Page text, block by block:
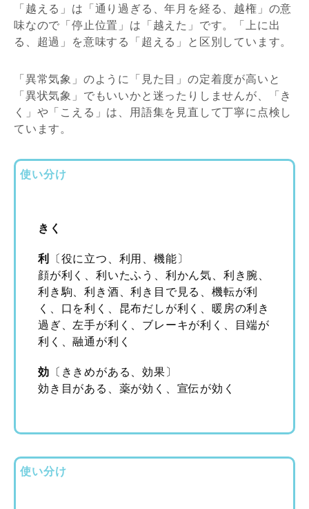
「越える」は「通り過ぎる、年月を経る、越権」の意
味なので「停止位置」は「越えた」です。「上に出
る、超過」を意味する「超える」と区別しています。
「異常気象」のように「見た目」の定着度が高いと
「異状気象」でもいいかと迷ったりしませんが、「き
く」や「こえる」は、用語集を見直して丁寧に点検し
ています。
使い分け
きく
利 〔役に立つ、利用、機能〕
顔が利く、利いたふう、利かん気、利き腕、
利き駒、利き酒、利き目で見る、機転が利
く、口を利く、昆布だしが利く、暖房の利き
過ぎ、左手が利く、ブレーキが利く、目端が
利く、融通が利く
効 〔ききめがある、効果〕
効き目がある、薬が効く、宣伝が効く
使い分け